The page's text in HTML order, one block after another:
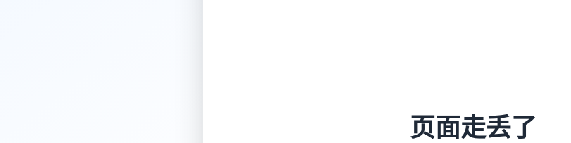
页面走丢了